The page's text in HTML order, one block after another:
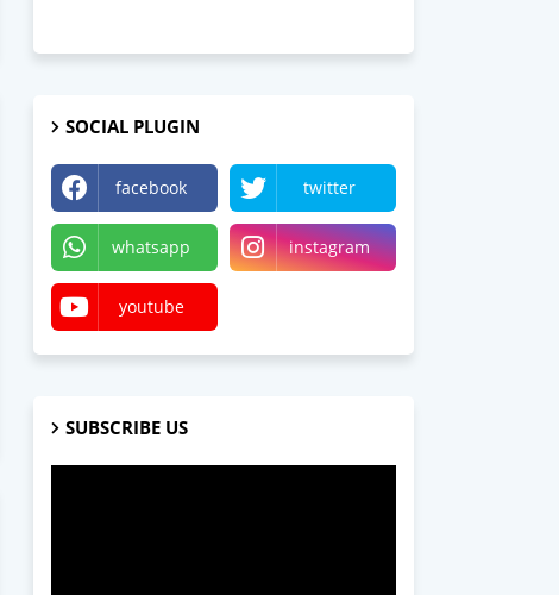
SOCIAL PLUGIN
facebook twitter
whatsapp instagram
youtube
SUBSCRIBE US